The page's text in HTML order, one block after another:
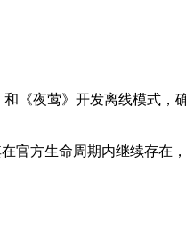
《夜莺》开发离线模式
官方生命周期内继续存在